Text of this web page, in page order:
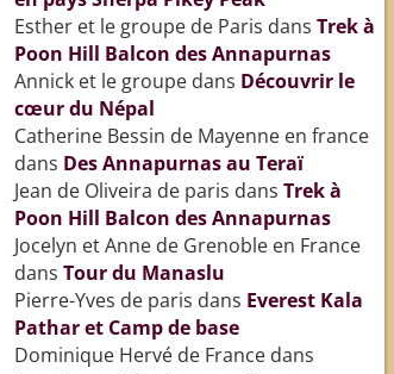
Esther et le groupe de Paris dans Trek à
Poon Hill Balcon des Annapurnas
Annick et le groupedans Découvrir le
cœur du Népal
Catherine Bessin de Mayenne en france
dans Des Annapurnas au Teraï
Jean de Oliveira de paris dans Trek à
Poon Hill Balcon des Annapurnas
Jocelyn et Anne de Grenoble en France
dans Tour du Manaslu
Pierre-Yves de paris dans Everest Kala
Pathar et Camp de base
Dominique Hervé de Francedans